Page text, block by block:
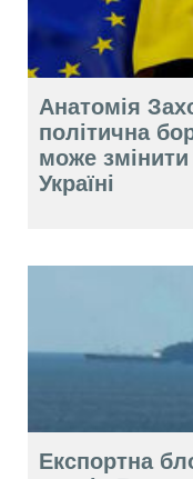
Анатомія
політична
може
Україні
Експортна